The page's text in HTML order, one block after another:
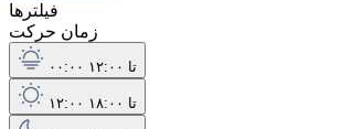
فیلترها
زمان حرکت
۰۰:۰۰ تا ۱۲:۰۰
۱۲:۰۰ تا ۱۸:۰۰